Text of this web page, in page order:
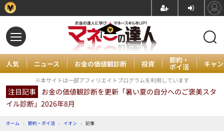
人気 ニュース お金の価値観診断 投資 節約・
ポイ活 キャ
※本サイトは一部アフィリエイトプログラムを利用しています
注目記事 お金の価値観診断を更新「暑い夏の自分へのご褒美スタ
イル診断」2026年8月
ホーム › 節約・ポイ活 › イオン › 記事